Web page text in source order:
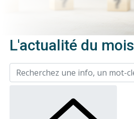
L'actualité du mois